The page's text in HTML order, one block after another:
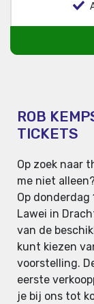
ROB
TICKETS
Op zoek naar
me niet
Op donderdag
Lawei in
van de
kunt kiezen
voorstelling.
eerste
je bij ons tot